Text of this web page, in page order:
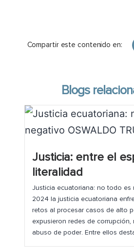
Compartir este contenido en:
Blogs
Justicia: entre el
literalidad
Justicia ecuatoriana: no todo es
2024 la justicia ecuatoriana
retos al procesar casos de alto
expusieron redes de corrupción,
abuso de poder. Entre ellos